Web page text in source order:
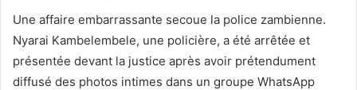
Une affaire embarrassante secoue la police zambienne.
Nyarai Kambelembele, une policière, a été arrêtée et
présentée devant la justice après avoir prétendument
diffusé des photos intimes dans un groupe WhatsApp